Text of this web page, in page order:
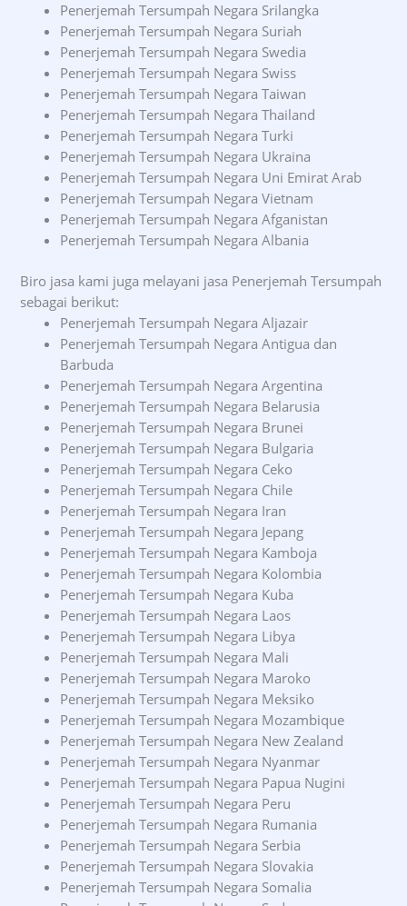
Penerjemah Tersumpah Negara Srilangka
Penerjemah Tersumpah Negara Suriah
Penerjemah Tersumpah Negara Swedia
Penerjemah Tersumpah Negara Swiss
Penerjemah Tersumpah Negara Taiwan
Penerjemah Tersumpah Negara Thailand
Penerjemah Tersumpah Negara Turki
Penerjemah Tersumpah Negara Ukraina
Penerjemah Tersumpah Negara Uni Emirat Arab
Penerjemah Tersumpah Negara Vietnam
Penerjemah Tersumpah Negara Afganistan
Penerjemah Tersumpah Negara Albania
Biro jasa kami juga melayani jasa Penerjemah Tersumpah
sebagai berikut:
Penerjemah Tersumpah Negara Aljazair
Penerjemah Tersumpah Negara Antigua dan
Barbuda
Penerjemah Tersumpah Negara Argentina
Penerjemah Tersumpah Negara Belarusia
Penerjemah Tersumpah Negara Brunei
Penerjemah Tersumpah Negara Bulgaria
Penerjemah Tersumpah Negara Ceko
Penerjemah Tersumpah Negara Chile
Penerjemah Tersumpah Negara Iran
Penerjemah Tersumpah Negara Jepang
Penerjemah Tersumpah Negara Kamboja
Penerjemah Tersumpah Negara Kolombia
Penerjemah Tersumpah Negara Kuba
Penerjemah Tersumpah Negara Laos
Penerjemah Tersumpah Negara Libya
Penerjemah Tersumpah Negara Mali
Penerjemah Tersumpah Negara Maroko
Penerjemah Tersumpah Negara Meksiko
Penerjemah Tersumpah Negara Mozambique
Penerjemah Tersumpah Negara New Zealand
Penerjemah Tersumpah Negara Nyanmar
Penerjemah Tersumpah Negara Papua Nugini
Penerjemah Tersumpah Negara Peru
Penerjemah Tersumpah Negara Rumania
Penerjemah Tersumpah Negara Serbia
Penerjemah Tersumpah Negara Slovakia
Penerjemah Tersumpah Negara Somalia